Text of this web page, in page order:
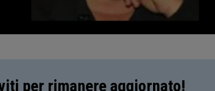
per rimanere aggiornato!